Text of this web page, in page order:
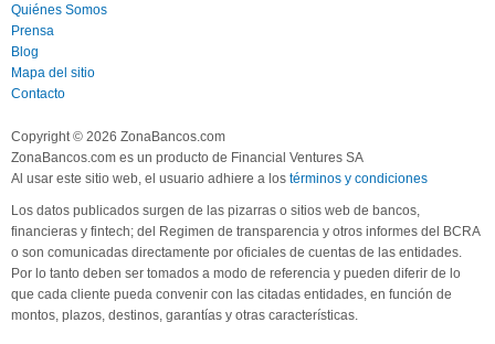
Quiénes Somos
Prensa
Blog
Mapa del sitio
Contacto
Copyright © 2026 ZonaBancos.com
ZonaBancos.com es un producto de Financial Ventures SA
Al usar este sitio web, el usuario adhiere a los términos y condiciones
Los datos publicados surgen de las pizarras o sitios web de bancos,
financieras y fintech; del Regimen de transparencia y otros informes del BCRA
o son comunicadas directamente por oficiales de cuentas de las entidades.
Por lo tanto deben ser tomados a modo de referencia y pueden diferir de lo
que cada cliente pueda convenir con las citadas entidades, en función de
montos, plazos, destinos, garantías y otras características.